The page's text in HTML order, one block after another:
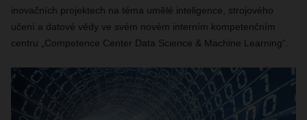
inovačních projektech na téma umělé inteligence, strojového
učení a datové vědy ve svém novém interním kompetenčním
centru „Competence Center Data Science & Machine Learning“.